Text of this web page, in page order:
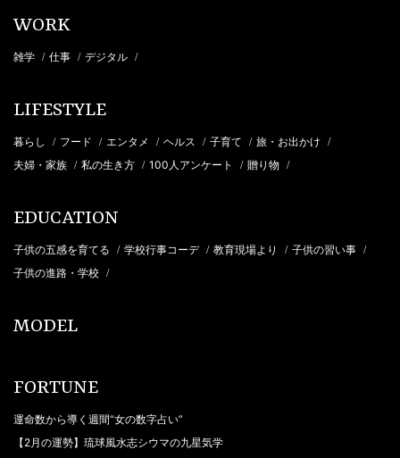
WORK
雑学 / 仕事 / デジタル /
LIFESTYLE
暮らし / フード / エンタメ / ヘルス / 子育て / 旅・お出かけ /
夫婦・家族 / 私の生き方 / 100人アンケート / 贈り物 /
EDUCATION
子供の五感を育てる / 学校行事コーデ / 教育現場より / 子供の習い事 /
子供の進路・学校 /
MODEL
FORTUNE
運命数から導く週間“女の数字占い”
【2月の運勢】琉球風水志シウマの九星気学